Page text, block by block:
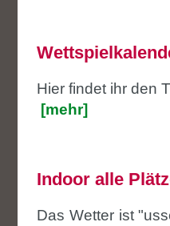
Hier findet ihr den
[mehr]
Indoor alle
Das Wetter ist